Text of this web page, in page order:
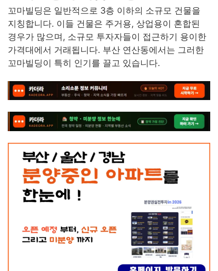
꼬마빌딩은 일반적으로 3층 이하의 소규모 건물을
지칭합니다. 이들 건물은 주거용, 상업용이 혼합된
경우가 많으며, 소규모 투자자들이 접근하기 용이한
가격대에서 거래됩니다. 부산 연산동에서는 그러한
꼬마빌딩이 특히 인기를 끌고 있습니다.